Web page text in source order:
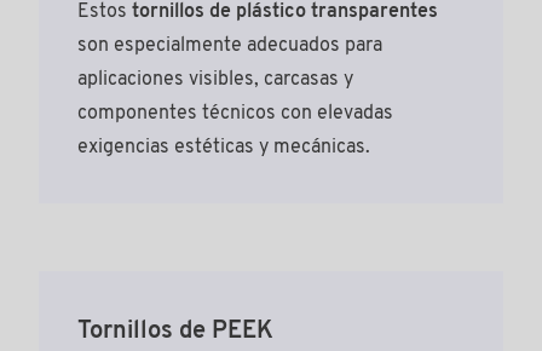
Estos tornillos de plástico transparentes
son especialmente adecuados para
aplicaciones visibles, carcasas y
componentes técnicos con elevadas
exigencias estéticas y mecánicas.
Tornillos de PEEK